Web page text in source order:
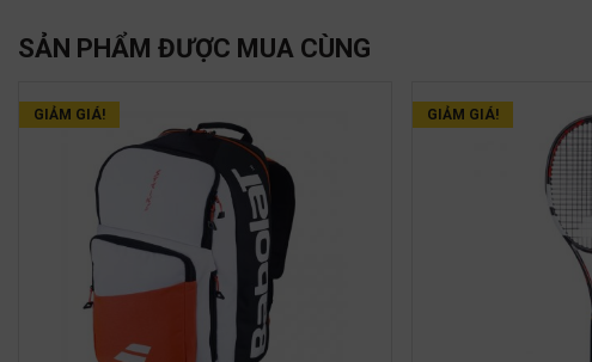
SẢN PHẨM ĐƯỢC MUA CÙNG
GIẢM GIÁ! GIẢM GIÁ!